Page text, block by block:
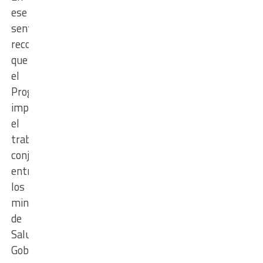
ese
sentido,
recordó
que
el
Programa
implica
el
trabajo
conjunto
entre
los
ministerios
de
Salud,
Gobierno